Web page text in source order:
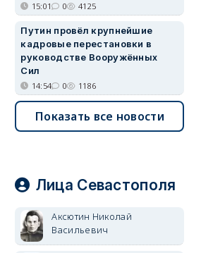
15:01 0 4125
Путин провёл крупнейшие
кадровые перестановки в
руководстве Вооружённых
Сил
14:54 0 1186
Показать все новости
Лица Севастополя
Аксютин Николай
Васильевич